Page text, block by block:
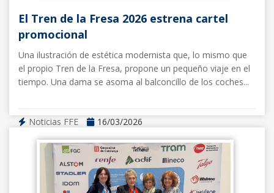
El Tren de la Fresa 2026 estrena cartel
promocional
Una ilustración de estética modernista que, lo mismo que
el propio Tren de la Fresa, propone un pequeño viaje en el
tiempo. Una dama se asoma al balconcillo de los coches...
Noticias FFE 16/03/2026